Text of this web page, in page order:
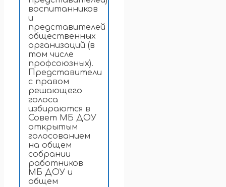
воспитанников
и
представителей
общественных
организаций (в
том числе
профсоюзных).
Представители
с правом
решающего
голоса
избираются в
Совет МБ ДОУ
открытым
голосованием
на общем
собрании
работников
МБ ДОУ и
общем